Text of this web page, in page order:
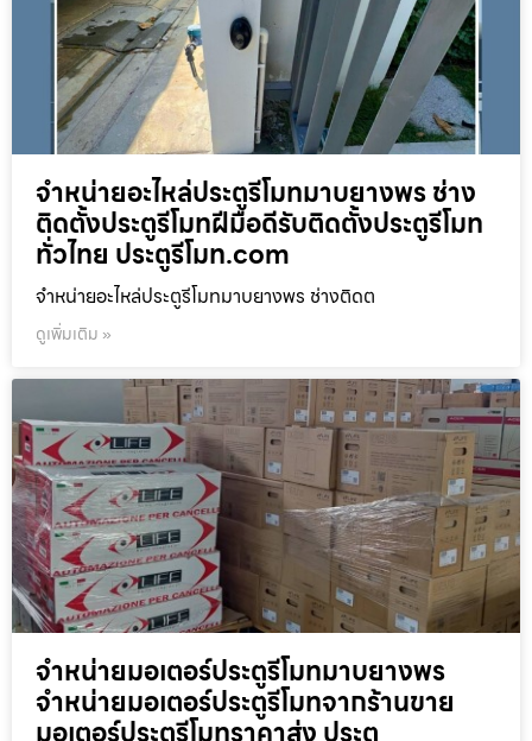
จำหน่ายอะไหล่ประตูรีโมทมาบยางพร ช่าง
ติดตั้งประตูรีโมทฝีมือดีรับติดตั้งประตูรีโมท
ทั่วไทย ประตูรีโมท.com
จำหน่ายอะไหล่ประตูรีโมทมาบยางพร ช่างติดต
ดูเพิ่มเติม »
จำหน่ายมอเตอร์ประตูรีโมทมาบยางพร
จำหน่ายมอเตอร์ประตูรีโมทจากร้านขาย